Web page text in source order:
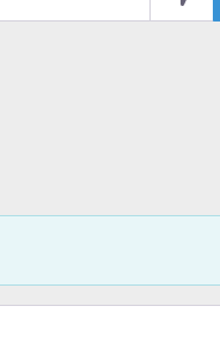
lors de votre